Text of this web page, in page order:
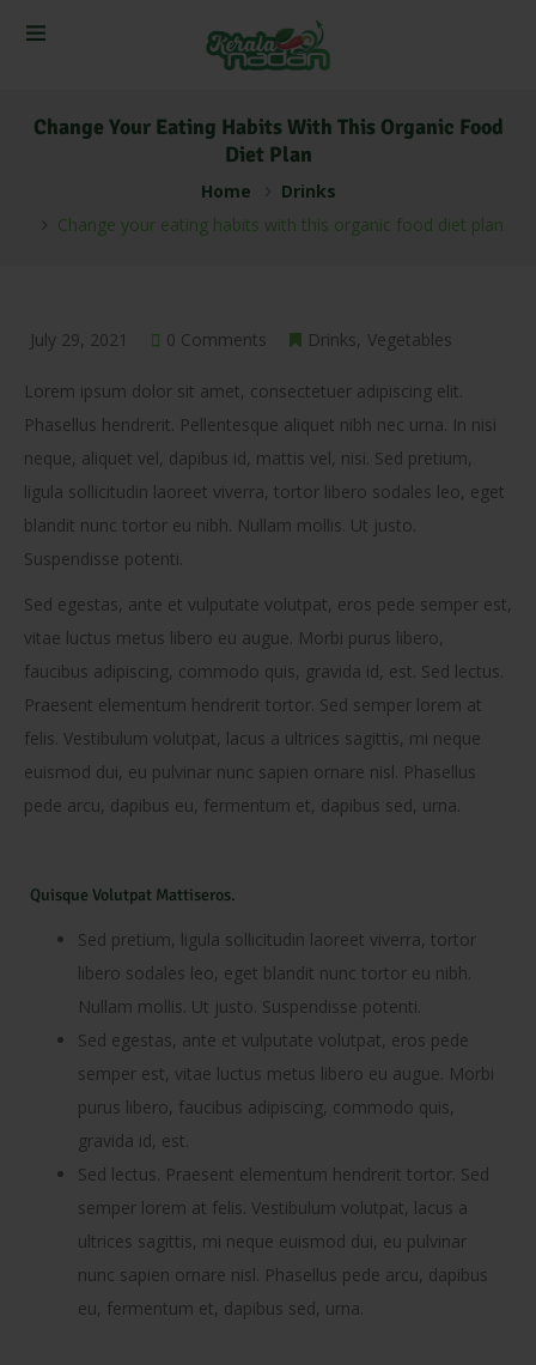
Change Your Eating Habits With This Organic Food
Diet Plan
Home
Drinks
Change your eating habits with this organic food diet plan
July 29, 2021 0 Comments Drinks Vegetables
Lorem ipsum dolor sit amet, consectetuer adipiscing elit.
Phasellus hendrerit. Pellentesque aliquet nibh nec urna. In nisi
neque, aliquet vel, dapibus id, mattis vel, nisi. Sed pretium,
ligula sollicitudin laoreet viverra, tortor libero sodales leo, eget
blandit nunc tortor eu nibh. Nullam mollis. Ut justo.
Suspendisse potenti.
Sed egestas, ante et vulputate volutpat, eros pede semper est,
vitae luctus metus libero eu augue. Morbi purus libero,
faucibus adipiscing, commodo quis, gravida id, est. Sed lectus.
Praesent elementum hendrerit tortor. Sed semper lorem at
felis. Vestibulum volutpat, lacus a ultrices sagittis, mi neque
euismod dui, eu pulvinar nunc sapien ornare nisl. Phasellus
pede arcu, dapibus eu, fermentum et, dapibus sed, urna.
Quisque Volutpat Mattiseros.
Sed pretium, ligula sollicitudin laoreet viverra, tortor
libero sodales leo, eget blandit nunc tortor eu nibh.
Nullam mollis. Ut justo. Suspendisse potenti.
Sed egestas, ante et vulputate volutpat, eros pede
semper est, vitae luctus metus libero eu augue. Morbi
purus libero, faucibus adipiscing, commodo quis,
gravida id, est.
Sed lectus. Praesent elementum hendrerit tortor. Sed
semper lorem at felis. Vestibulum volutpat, lacus a
ultrices sagittis, mi neque euismod dui, eu pulvinar
nunc sapien ornare nisl. Phasellus pede arcu, dapibus
eu, fermentum et, dapibus sed, urna.